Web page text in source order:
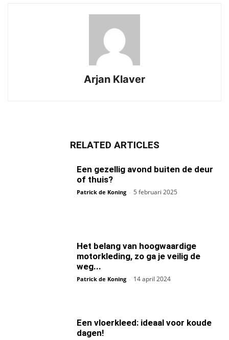
Arjan Klaver
RELATED ARTICLES
Een gezellig avond buiten de deur
of thuis?
Patrick de Koning - 5 februari 2025
Het belang van hoogwaardige
motorkleding, zo ga je veilig de
weg...
Patrick de Koning - 14 april 2024
Een vloerkleed: ideaal voor koude
dagen!